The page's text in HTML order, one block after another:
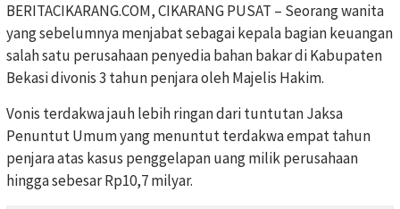
BERITACIKARANG.COM, CIKARANG PUSAT – Seorang wanita
yang sebelumnya menjabat sebagai kepala bagian keuangan
salah satu perusahaan penyedia bahan bakar di Kabupaten
Bekasi divonis 3 tahun penjara oleh Majelis Hakim.
Vonis terdakwa jauh lebih ringan dari tuntutan Jaksa
Penuntut Umum yang menuntut terdakwa empat tahun
penjara atas kasus penggelapan uang milik perusahaan
hingga sebesar Rp10,7 milyar.